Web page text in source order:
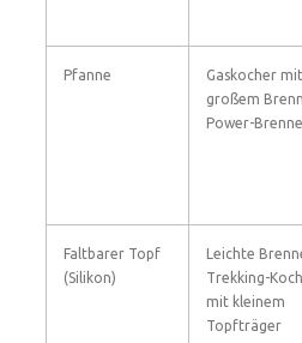
Pfanne
Gaskocher mit
großem
Power-
Faltbarer Topf
(Silikon)
Leichte
Trekking-
mit kleinem
Topfträger